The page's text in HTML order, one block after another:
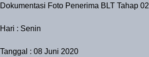
Dokumentasi Foto Penerima BLT Tahap 02
Hari : Senin
Tanggal : 08 Juni 2020